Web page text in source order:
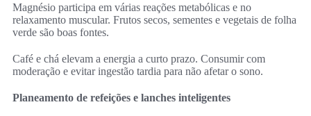
Magnésio participa em várias reações metabólicas e no
relaxamento muscular. Frutos secos, sementes e vegetais de folha
verde são boas fontes.
Café e chá elevam a energia a curto prazo. Consumir com
moderação e evitar ingestão tardia para não afetar o sono.
Planeamento de refeições e lanches inteligentes